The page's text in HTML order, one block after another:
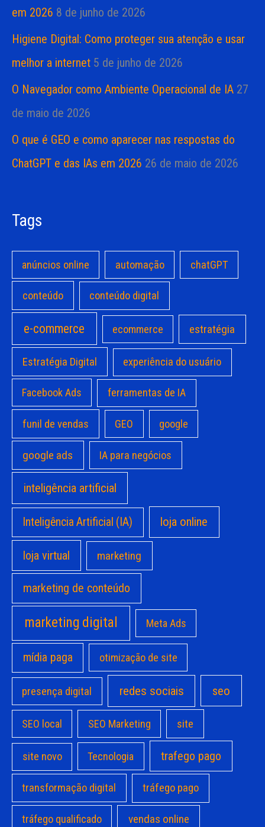
em 2026 8 de junho de 2026
Higiene Digital: Como proteger sua atenção e usar
melhor a internet 5 de junho de 2026
O Navegador como Ambiente Operacional de IA 27
de maio de 2026
O que é GEO e como aparecer nas respostas do
ChatGPT e das IAs em 2026 26 de maio de 2026
Tags
anúncios online automação chatGPT
conteúdo conteúdo digital
e-commerce ecommerce estratégia
Estratégia Digital experiência do usuário
Facebook Ads ferramentas de IA
funil de vendas GEO google
google ads IA para negócios
inteligência artificial
Inteligência Artificial (IA) loja online
loja virtual marketing
marketing de conteúdo
marketing digital Meta Ads
mídia paga otimização de site
presença digital redes sociais seo
SEO local SEO Marketing site
site novo Tecnologia trafego pago
transformação digital tráfego pago
tráfego qualificado vendas online